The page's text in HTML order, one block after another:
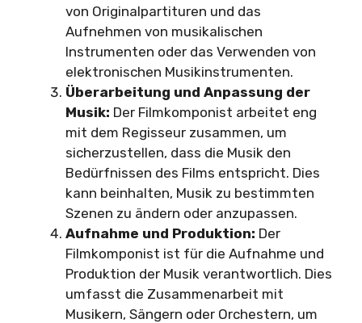
von Originalpartituren und das
Aufnehmen von musikalischen
Instrumenten oder das Verwenden von
elektronischen Musikinstrumenten.
Überarbeitung und Anpassung der
Musik: Der Filmkomponist arbeitet eng
mit dem Regisseur zusammen, um
sicherzustellen, dass die Musik den
Bedürfnissen des Films entspricht. Dies
kann beinhalten, Musik zu bestimmten
Szenen zu ändern oder anzupassen.
Aufnahme und Produktion: Der
Filmkomponist ist für die Aufnahme und
Produktion der Musik verantwortlich. Dies
umfasst die Zusammenarbeit mit
Musikern, Sängern oder Orchestern, um